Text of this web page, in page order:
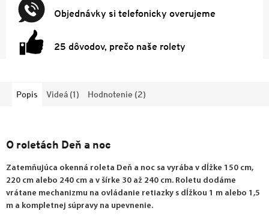
Objednávky si telefonicky overujeme
25 dôvodov, prečo naše rolety
Popis Videá (1) Hodnotenie (2)
O roletách Deň a noc
Zatemňujúca okenná roleta Deň a noc sa vyrába v dĺžke 150 cm,
220 cm alebo 240 cm a v šírke 30 až 240 cm. Roletu dodáme
vrátane mechanizmu na ovládanie retiazky s dĺžkou 1 m alebo 1,5
m a kompletnej súpravy na upevnenie.